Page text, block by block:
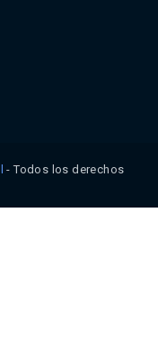
- Todos los derechos